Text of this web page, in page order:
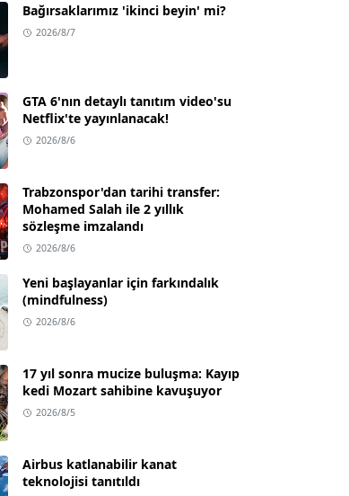
Bağırsaklarımız 'ikinci beyin' mi?
2026/8/7
GTA 6'nın detaylı tanıtım video'su
Netflix'te yayınlanacak!
2026/8/6
Trabzonspor'dan tarihi transfer:
Mohamed Salah ile 2 yıllık
sözleşme imzalandı
2026/8/6
Yeni başlayanlar için farkındalık
(mindfulness)
2026/8/6
17 yıl sonra mucize buluşma: Kayıp
kedi Mozart sahibine kavuşuyor
2026/8/5
Airbus katlanabilir kanat
teknolojisi tanıtıldı